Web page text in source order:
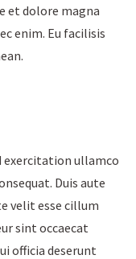
et dolore magna
enim. Eu facilisis
exercitation ullamco
Duis aute
velit esse cillum
sint occaecat
officia deserunt